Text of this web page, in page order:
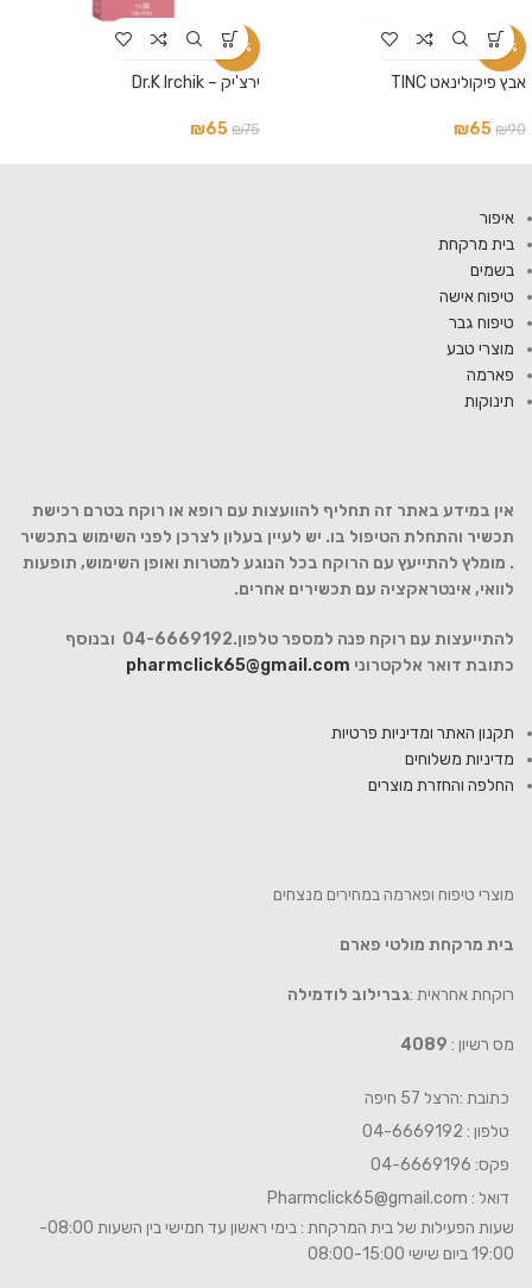
-28%
אבץ פיקולינאט TINC
₪90
₪65
-13%
ירצ'יק – Dr.K Irchik
₪75
₪65
איפור
בית מרקחת
בשמים
טיפוח אישה
טיפוח גבר
מוצרי טבע
פארמה
תינוקות
אין במידע באתר זה תחליף להוועצות עם רופא או רוקח בטרם רכישת
תכשיר והתחלת הטיפול בו. יש לעיין בעלון לצרכן לפני השימוש בתכשיר
. מומלץ להתייעץ עם הרוקח בכל הנוגע למטרות ואופן השימוש, תופעות
לוואי, אינטראקציה עם תכשירים אחרים.
להתייעצות עם רוקח פנה למספר טלפון.04-6669192 ובנוסף
כתובת דואר אלקטרוני pharmclick65@gmail.com
תקנון האתר ומדיניות פרטיות
מדיניות משלוחים
החלפה והחזרת מוצרים
מוצרי טיפוח ופארמה במחירים מנצחים
בית מרקחת מולטי פארם
רוקחת אחראית :גברילוב לודמילה
מס רשיון : 4089
כתובת :הרצל 57 חיפה
טלפון : 04-6669192
פקס: 04-6669196
דואל : Pharmclick65@gmail.com
שעות הפעילות של בית המרקחת : בימי ראשון עד חמישי בין השעות 08:00-
19:00 ביום שישי 08:00-15:00